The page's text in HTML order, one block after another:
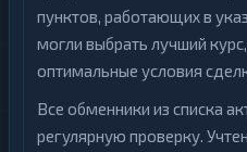
пунктов, работающих в
могли выбрать лучший
оптимальные условия
Все обменники из списка
регулярную проверку.